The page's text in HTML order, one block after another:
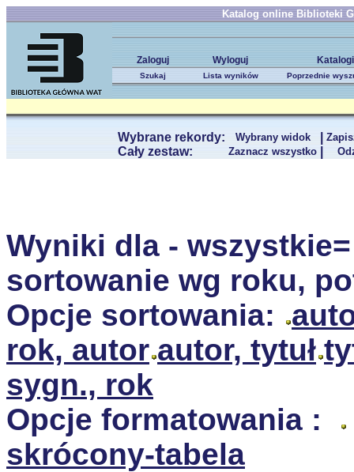
Katalog online Biblioteki
Zaloguj Wyloguj Katalogi
Szukaj Lista wyników Poprzednie
Wybrane rekordy: Wybrany widok
Cały zestaw: Zaznacz wszystko
Wyniki dla -
sortowanie wg roku,
Opcje sortowania:
rok, autor autor, tytuł
sygn., rok
Opcje formatowania :
skrócony-tabela